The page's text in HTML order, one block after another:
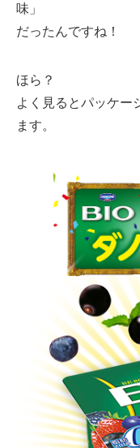
味」
だったんですね！
ほら？
よく見るとパッケー
ます。